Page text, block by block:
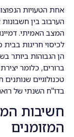
אחת הטעויות
הערבוב בין
המצב האמיתי.
לכיסוי חריגות
הן הגבוהות ביותר
ברורים, כלומר
טכנולוגיים
בדו"ח השנתי של
חשיבות
המזומנים